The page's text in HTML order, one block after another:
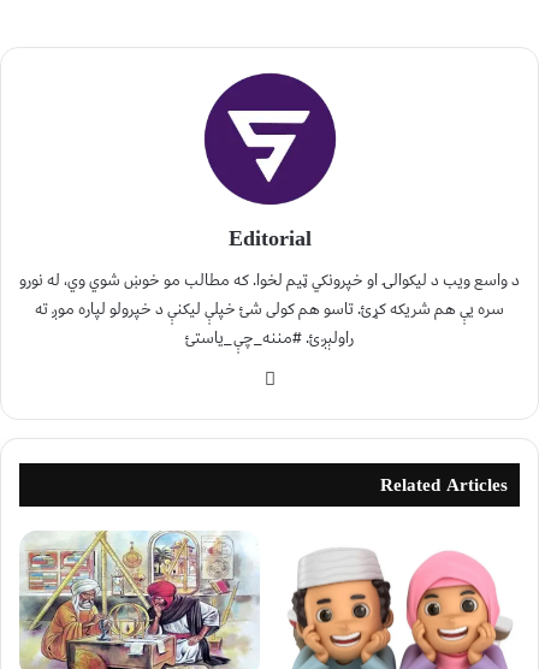
Editorial
د واسع ویب د لیکوالۍ او خپرونکي ټیم لخوا. که مطالب مو خوښ شوي وي، له نورو
سره یې هم شریکه کړئ. تاسو هم کولی شئ خپلې لیکنې د خپرولو لپاره موږ ته
راولېږئ. #مننه_چې_یاستئ
Related Articles